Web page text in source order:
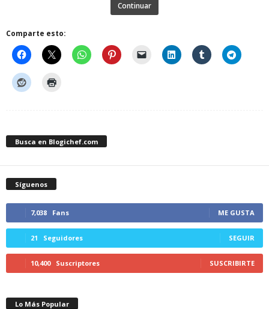
Continuar
Comparte esto:
Busca en Blogichef.com
Síguenos
7,038 Fans ME GUSTA
21 Seguidores SEGUIR
10,400 Suscriptores SUSCRIBIRTE
Lo Más Popular